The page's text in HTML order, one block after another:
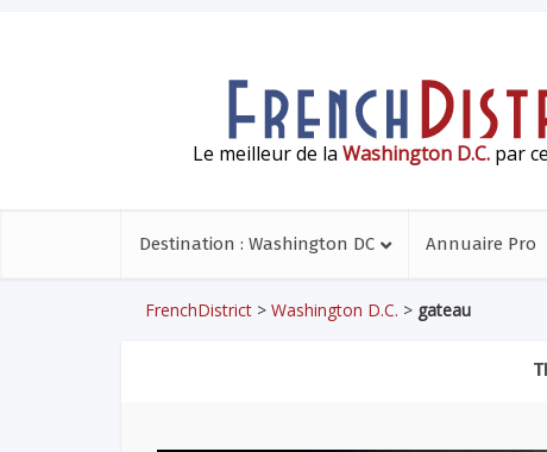
Le meilleur de la Washington D.C. par
Destination : Washington DC Annuaire Pro
FrenchDistrict > Washington D.C. > gateau